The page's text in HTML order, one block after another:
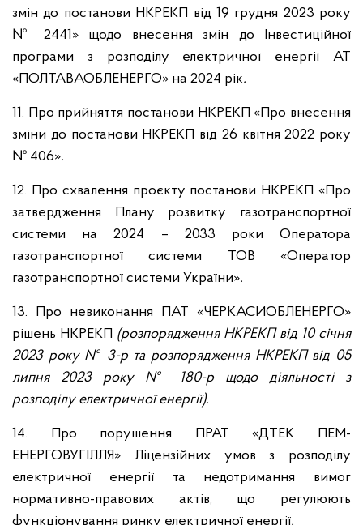
змін до постанови НКРЕКП від 19 грудня 2023 року
№ 2441» щодо внесення змін до Інвестиційної
програми з розподілу електричної енергії АТ
«ПОЛТАВАОБЛЕНЕРГО» на 2024 рік.
11. Про прийняття постанови НКРЕКП «Про внесення
зміни до постанови НКРЕКП від 26 квітня 2022 року
№ 406».
12. Про схвалення проєкту постанови НКРЕКП «Про
затвердження Плану розвитку газотранспортної
системи на 2024 – 2033 роки Оператора
газотранспортної системи ТОВ «Оператор
газотранспортної системи України».
13. Про невиконання ПАТ «ЧЕРКАСИОБЛЕНЕРГО»
рішень НКРЕКП (розпорядження НКРЕКП від 10 січня
2023 року № 3-р та розпорядження НКРЕКП від 05
липня 2023 року № 180-р щодо діяльності з
розподілу електричної енергії).
14. Про порушення ПРАТ «ДТЕК ПЕМ-
ЕНЕРГОВУГІЛЛЯ»
Ліцензійних умов з розподілу
електричної енергії та недотримання вимог
нормативно-правових актів, що регулюють
функціонування ринку електричної енергії.